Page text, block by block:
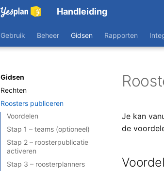
Handleiding
Gebruik Beheer Gidsen Rapporten
Gidsen
Rechten
Roosters publiceren
Voordelen
Stap 1 – teams (optioneel)
Stap 2 – roosterpublicatie
activeren
Stap 3 – roosterplanners
Je kan
de